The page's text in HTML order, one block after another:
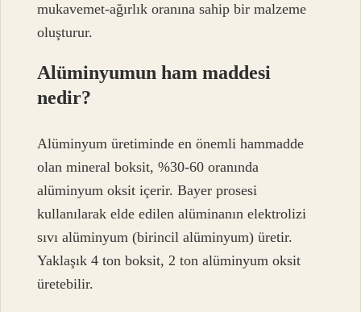
mukavemet-ağırlık oranına sahip bir malzeme
oluşturur.
Alüminyumun ham maddesi
nedir?
Alüminyum üretiminde en önemli hammadde
olan mineral boksit, %30-60 oranında
alüminyum oksit içerir. Bayer prosesi
kullanılarak elde edilen alüminanın elektrolizi
sıvı alüminyum (birincil alüminyum) üretir.
Yaklaşık 4 ton boksit, 2 ton alüminyum oksit
üretebilir.